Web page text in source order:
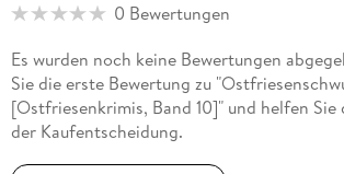
0 Bewertungen
Es wurden noch keine Bewertungen
Sie die erste Bewertung zu
[Ostfriesenkrimis, Band 10]" und helfen Sie
der Kaufentscheidung.